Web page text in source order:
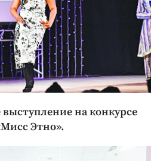
на конкурсе
Этно».